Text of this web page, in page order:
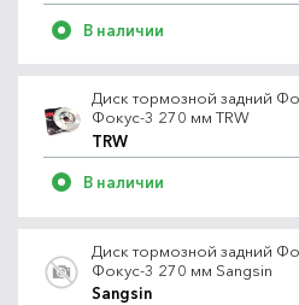
В наличии
Диск тормозной задний
Фокус-3 270 мм TRW
TRW
В наличии
Диск тормозной задний
Фокус-3 270 мм Sangsin
Sangsin